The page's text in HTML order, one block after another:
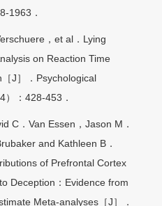
1963．
，et al．Lying
on Reaction Time
J］．Psychological
）：428-453．
C．Van Essen，Jason M．
and Kathleen B．
of Prefrontal Cortex
Deception：Evidence from
Meta-analyses［J］．